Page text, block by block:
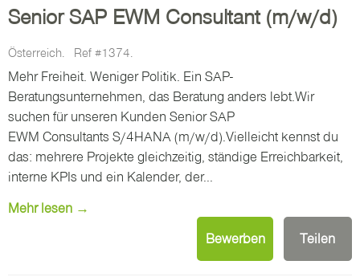
Senior SAP EWM Consultant (m/w/d)
Österreich. Ref #1374.
Mehr Freiheit. Weniger Politik. Ein SAP-
Beratungsunternehmen, das Beratung anders lebt.Wir
suchen für unseren Kunden Senior SAP
EWM Consultants S/4HANA (m/w/d).Vielleicht kennst du
das: mehrere Projekte gleichzeitig, ständige Erreichbarkeit,
interne KPIs und ein Kalender, der...
Mehr lesen →
Bewerben Teilen